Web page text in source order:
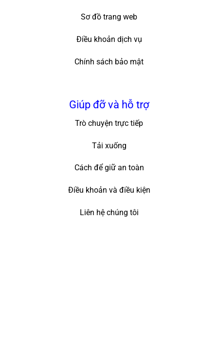
Sơ đồ trang web
Điều khoản dịch vụ
Chính sách bảo mật
Giúp đỡ và hỗ trợ
Trò chuyện trực tiếp
Tải xuống
Cách để giữ an toàn
Điều khoản và điều kiện
Liên hệ chúng tôi